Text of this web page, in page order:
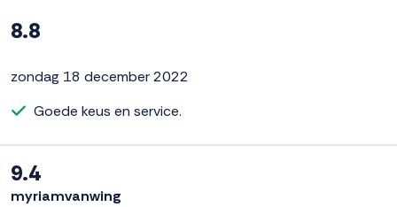
8.8
zondag 18 december 2022
Goede keus en service.
9.4
myriamvanwing